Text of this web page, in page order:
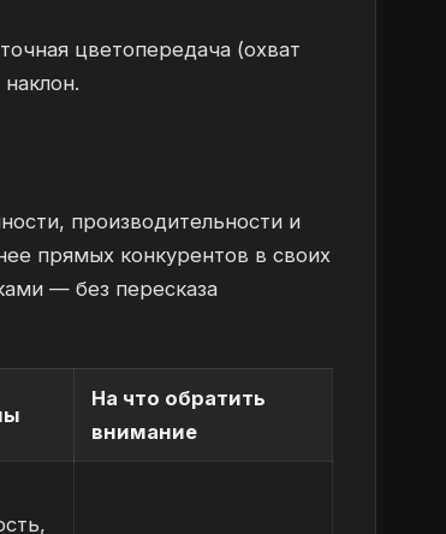
цветопередача (охват
производительности и
прямых конкурентов в своих
— без пересказа
На что обратить
внимание